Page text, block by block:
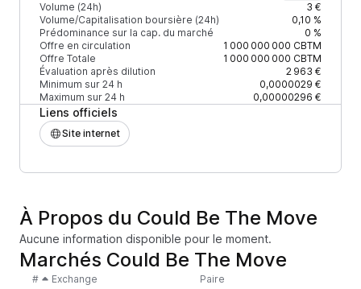
Volume (24h)
3 €
Volume/Capitalisation boursière (24h)
0,10 %
Prédominance sur la cap. du marché
0 %
Offre en circulation
1 000 000 000 CBTM
Offre Totale
1 000 000 000 CBTM
Évaluation après dilution
2 963 €
Minimum sur 24 h
0,0000029 €
Maximum sur 24 h
0,00000296 €
Liens officiels
Site internet
À Propos du Could Be The Move
Aucune information disponible pour le moment.
Marchés Could Be The Move
# Exchange Paire